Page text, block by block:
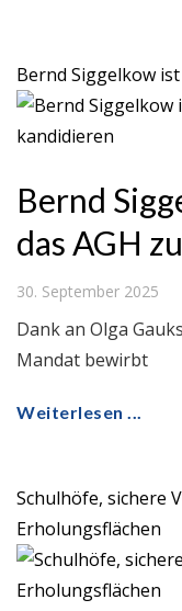
Bernd Siggelkow
Bernd
das AGH
30. September 2025
Dank an Olga
Mandat bewirbt
Weiterlesen ...
Schulhöfe, sichere
Erholungsflächen